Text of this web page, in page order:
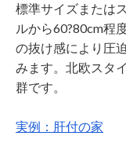
標準サイズまたは
ルから60?80cm程
の抜け感により圧
みます。北欧スタ
群です。
実例：肝付の家